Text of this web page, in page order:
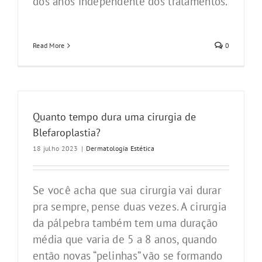
Read More 0
Quanto tempo dura uma cirurgia de
Blefaroplastia?
18 julho 2023 | Dermatologia Estética
Se você acha que sua cirurgia vai durar
pra sempre, pense duas vezes. A cirurgia
da pálpebra também tem uma duração
média que varia de 5 a 8 anos, quando
então novas “pelinhas” vão se formando